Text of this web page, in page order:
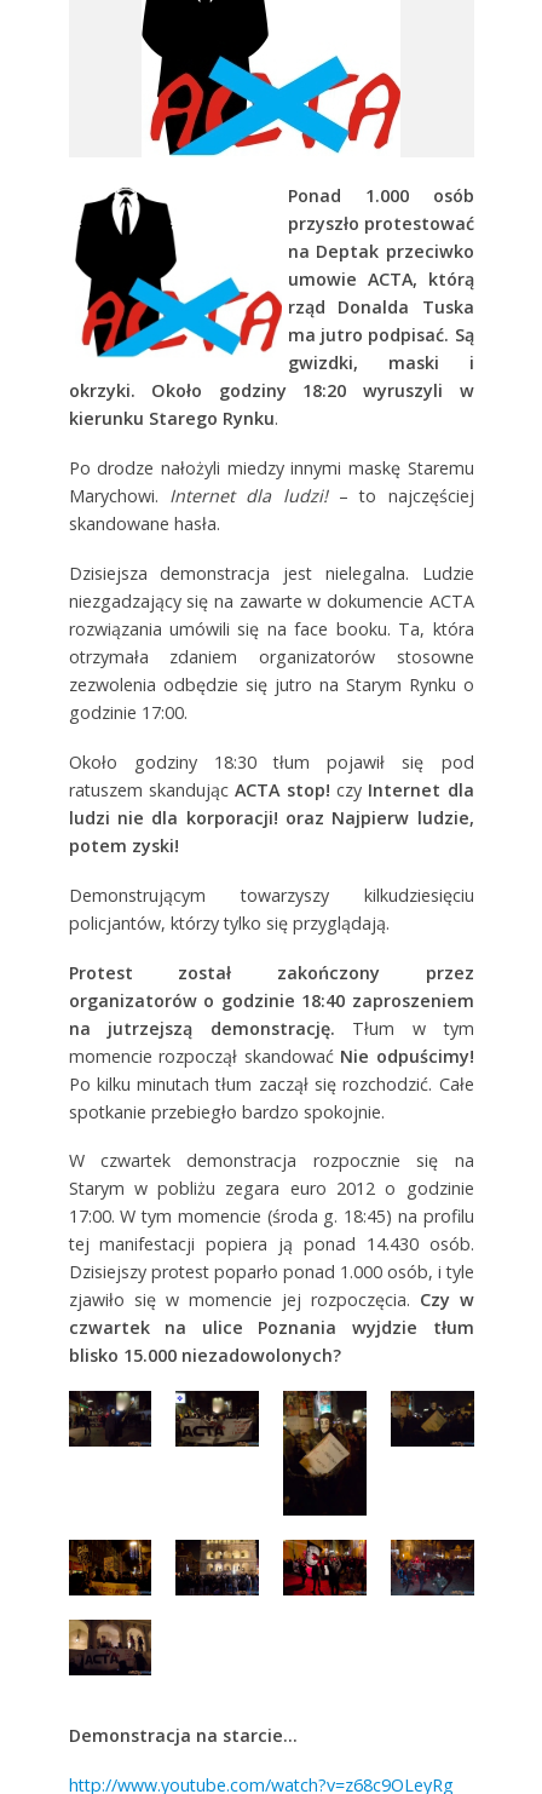
Ponad 1.000 osób
przyszło protestować
na Deptak przeciwko
umowie ACTA, którą
rząd Donalda Tuska
ma jutro podpisać. Są
gwizdki, maski i
okrzyki. Około godziny 18:20 wyruszyli w
kierunku Starego Rynku.
Po drodze nałożyli miedzy innymi maskę Staremu
Marychowi. Internet dla ludzi!– to najczęściej
skandowane hasła.
Dzisiejsza demonstracja jest nielegalna. Ludzie
niezgadzający się na zawarte w dokumencie ACTA
rozwiązania umówili się na face booku. Ta, która
otrzymała zdaniem organizatorów stosowne
zezwolenia odbędzie się jutro na Starym Rynku o
godzinie 17:00.
Około godziny 18:30 tłum pojawił się pod
ratuszem skandującACTA stop! czy Internet dla
ludzi nie dla korporacji! oraz Najpierw ludzie,
potem zyski!
Demonstrującym towarzyszy kilkudziesięciu
policjantów, którzy tylko się przyglądają.
Protest został zakończony przez
organizatorów o godzinie 18:40 zaproszeniem
na jutrzejszą demonstrację. Tłum w tym
momencie rozpoczął skandowaćNie odpuścimy!
Po kilku minutach tłum zaczął się rozchodzić. Całe
spotkanie przebiegło bardzo spokojnie.
W czwartek demonstracja rozpocznie się na
Starym w pobliżu zegara euro 2012 o godzinie
17:00. W tym momencie (środa g. 18:45) na profilu
tej manifestacji popiera ją ponad 14.430 osób.
Dzisiejszy protest poparło ponad 1.000 osób, i tyle
zjawiło się w momencie jej rozpoczęcia. Czy w
czwartek na ulice Poznania wyjdzie tłum
blisko 15.000 niezadowolonych?
Demonstracja na starcie…
http://www.youtube.com/watch?v=z68c9OLeyRg